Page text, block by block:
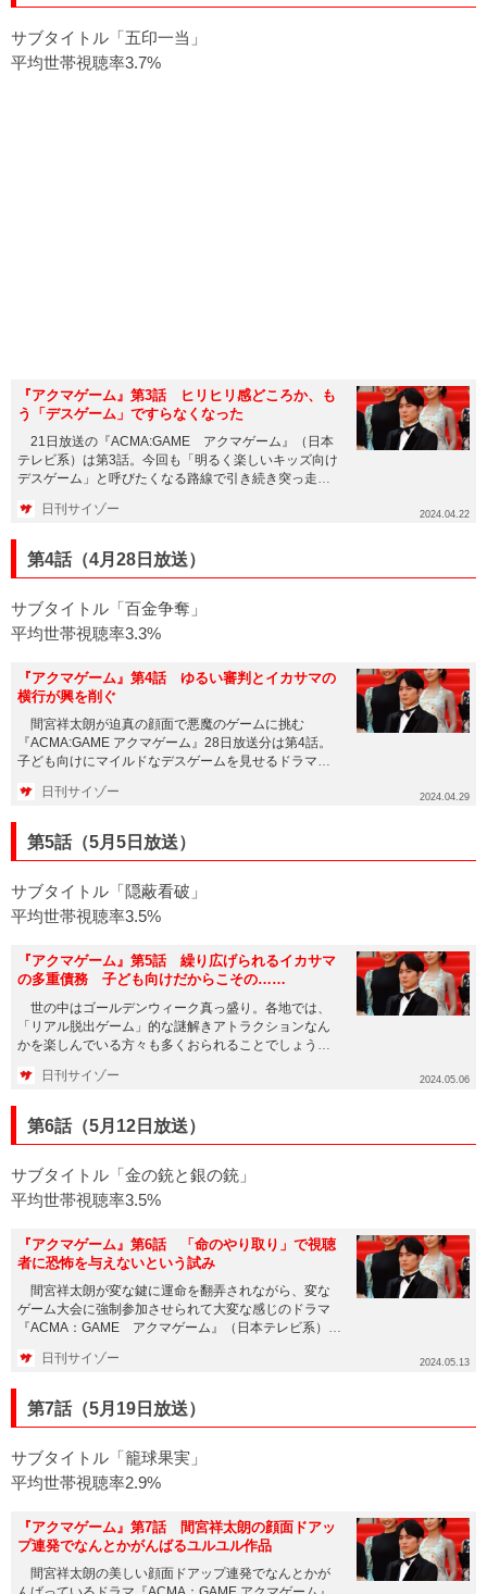
サブタイトル「五印一当」
平均世帯視聴率3.7%
『アクマゲーム』第3話 ヒリヒリ感どころか、も
う「デスゲーム」ですらなくなった
21日放送の『ACMA:GAME アクマゲーム』（日本
テレビ系）は第3話。今回も「明るく楽しいキッズ向け
デスゲーム」と呼びたくなる路線で引き続き突っ走っ
日刊サイゾー 2024.04.22
第4話（4月28日放送）
サブタイトル「百金争奪」
平均世帯視聴率3.3%
『アクマゲーム』第4話 ゆるい審判とイカサマの
横行が興を削ぐ
間宮祥太朗が迫真の顔面で悪魔のゲームに挑む
『ACMA:GAME アクマゲーム』28日放送分は第4話。
子ども向けにマイルドなデスゲームを見せるドラマか
日刊サイゾー 2024.04.29
第5話（5月5日放送）
サブタイトル「隠蔽看破」
平均世帯視聴率3.5%
『アクマゲーム』第5話 繰り広げられるイカサマ
の多重債務 子ども向けだからこその……
世の中はゴールデンウィーク真っ盛り。各地では、
「リアル脱出ゲーム」的な謎解きアトラクションなん
かを楽しんでいる方々も多くおられることでしょう。
日刊サイゾー 2024.05.06
第6話（5月12日放送）
サブタイトル「金の銃と銀の銃」
平均世帯視聴率3.5%
『アクマゲーム』第6話 「命のやり取り」で視聴
者に恐怖を与えないという試み
間宮祥太朗が変な鍵に運命を翻弄されながら、変な
ゲーム大会に強制参加させられて大変な感じのドラマ
『ACMA：GAME アクマゲーム』（日本テレビ系）も
日刊サイゾー 2024.05.13
第7話（5月19日放送）
サブタイトル「籠球果実」
平均世帯視聴率2.9%
『アクマゲーム』第7話 間宮祥太朗の顔面ドアッ
プ連発でなんとかがんばるユルユル作品
間宮祥太朗の美しい顔面ドアップ連発でなんとかが